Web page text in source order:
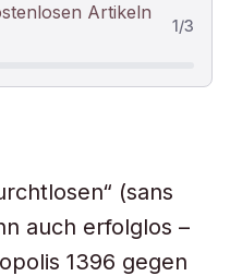
Artikeln
1/3
(sans
auch erfolglos –
1396 gegen